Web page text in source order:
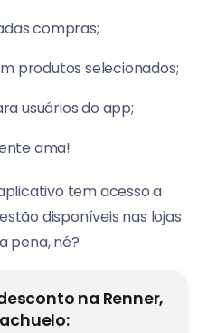
compras;
produtos selecionados;
usuários do app;
ama!
tem acesso a
disponíveis nas lojas
pena, né?
na Renner,